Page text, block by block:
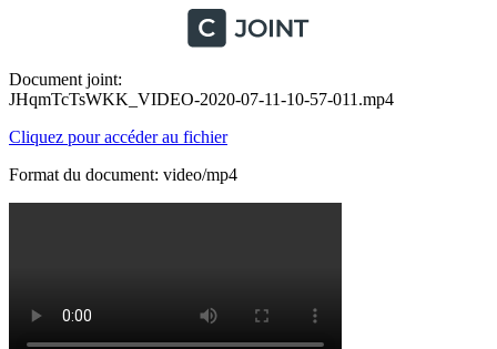
Document joint:
JHqmTcTsWKK_VIDEO-2020-07-11-10-57-011.mp4
Cliquez pour accéder au fichier
Format du document: video/mp4